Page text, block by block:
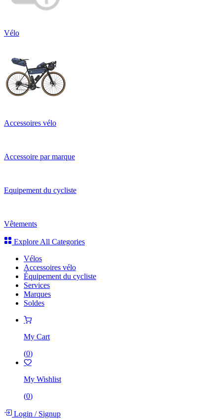
Vélo
Accessoires vélo
Accessoire par marque
Equipement du cycliste
Vêtements
Explore All Categories
Vélos
Accessoires vélo
Équipement du cycliste
Services
Marques
Soldes
My Cart
(0)
My Wishlist
(0)
Login /Signup